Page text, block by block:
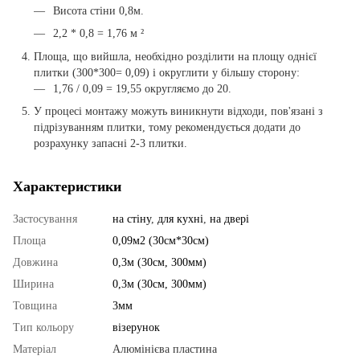
Висота стіни 0,8м.
2,2 * 0,8 = 1,76 м ²
Площа, що вийшла, необхідно розділити на площу однієї
плитки (300*300= 0,09) і округлити у більшу сторону:
1,76 / 0,09 = 19,55 округляємо до 20.
У процесі монтажу можуть виникнути відходи, пов'язані з
підрізуванням плитки, тому рекомендується додати до
розрахунку запасні 2-3 плитки.
Характеристики
Застосування на стіну, для кухні, на двері
Площа
0,09м2 (30см*30см)
Довжина
0,3м (30см, 300мм)
Ширина
0,3м (30см, 300мм)
Товщина
3мм
Тип кольору
візерунок
Матеріал
Алюмінієва пластина